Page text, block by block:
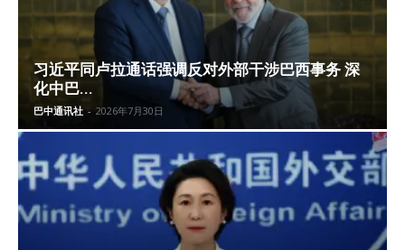
习近平同卢拉通话强调反对外部干涉巴西事务 深
化中巴...
巴中通讯社 - 2026年7月30日